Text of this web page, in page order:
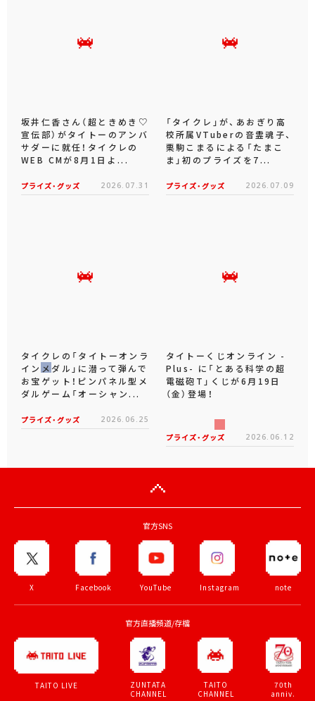
坂井仁香さん（超ときめき♡
宣伝部）がタイトーのアンバ
サダーに就任！タイクレの
WEB CMが8月1日よ...
プライズ・グッズ 2026.07.31
「タイクレ」が、あおぎり高
校所属VTuberの音霊魂子、
栗駒こまるによる「たまこ
ま」初のプライズを7...
プライズ・グッズ 2026.07.09
タイクレの「タイトーオンラ
インメダル」に潜って弾んで
お宝ゲット！ピンパネル型メ
ダルゲーム「オーシャン...
プライズ・グッズ 2026.06.25
タイトーくじオンライン -
Plus- に「とある科学の超
電磁砲T」くじが6月19日
（金）登場！
プライズ・グッズ 2026.06.12
官方SNS
X Facebook YouTube Instagram note
官方直播頻道/存檔
TAITO LIVE
ZUNTATA
CHANNEL
TAITO
CHANNEL
70th
anniv.